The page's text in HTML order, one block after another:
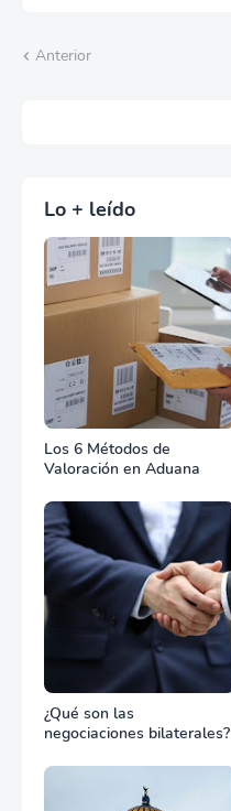
Anterior
Lo + leído
Los 6 Métodos de
Valoración en Aduana
¿Qué son las
negociaciones bilaterales?